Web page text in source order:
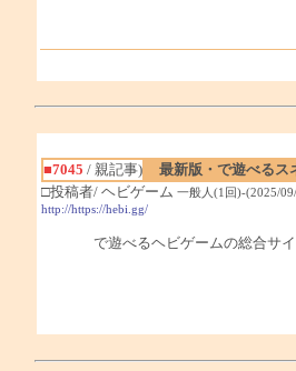
■7045 / 親記事)
最新版・で遊べるス
□投稿者/ ヘビゲーム 一般人(1回)-(2025/
http://https://hebi.gg/
で遊べるヘビゲームの総合サ